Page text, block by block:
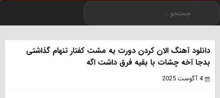
دانلود آهنگ الان کردن دورت یه مشت کفتار تنهام گذاشتی
بدجا آخه چشات با بقیه فرق داشت اگه
4 آگوست 2025